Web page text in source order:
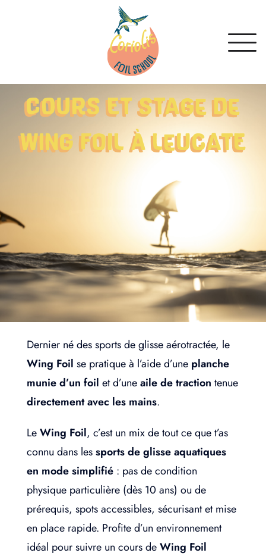
COURS ET STAGE DE
WING FOIL À LEUCATE
Dernier né des sports de glisse aérotractée, le
Wing Foil se pratique à l’aide d’une planche
munie d’un foil et d’uneaile de traction tenue
directement avec les mains.
LeWing Foil, c’est un mix de tout ce que t’as
connu dans lessports de glisse aquatiques
en mode simplifié: pas de condition
physique particulière (dès 10 ans) ou de
prérequis, spots accessibles, sécurisant et mise
en place rapide. Profite d’un environnement
idéal pour suivre un cours deWing Foil